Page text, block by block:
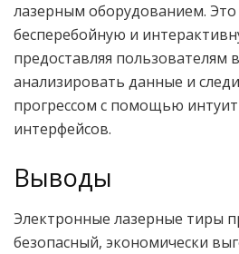
лазерным оборудованием. Это
бесперебойную и
предоставляя пользователям
анализировать данные и
прогрессом с помощью
интерфейсов.
Выводы
Электронные лазерные тиры
безопасный, экономически